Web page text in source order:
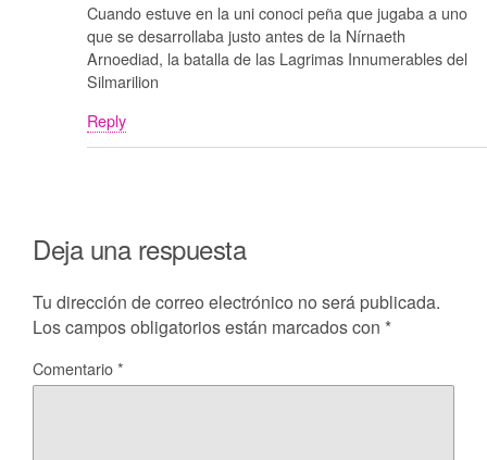
Cuando estuve en la uni conoci peña que jugaba a uno
que se desarrollaba justo antes de la Nírnaeth
Arnoediad, la batalla de las Lagrimas Innumerables del
Silmarilion
Reply
Deja una respuesta
Tu dirección de correo electrónico no será publicada.
Los campos obligatorios están marcados con *
Comentario*